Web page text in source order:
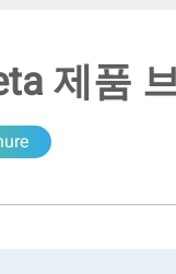
제품